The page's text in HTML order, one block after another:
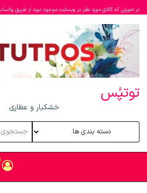
در صورتی که کالای مورد نظر در وبسایت موجود نبود از طریق
توتپُس
خشکبار و عطاری